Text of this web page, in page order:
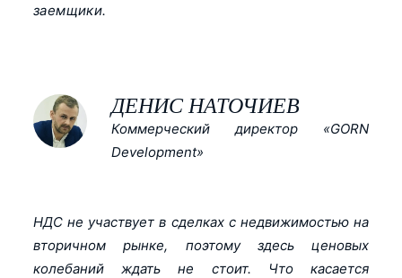
заемщики.
ДЕНИС НАТОЧИЕВ
Коммерческий директор «GORN
Development»
НДС не участвует в сделках с недвижимостью на
вторичном рынке, поэтому здесь ценовых
колебаний ждать не стоит. Что касается